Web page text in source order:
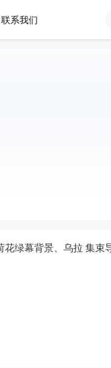
联系我们
花绿幕背景、乌拉 集束